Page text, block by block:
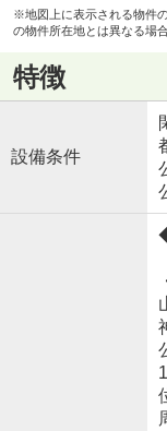
※地図上に表示される物件
の物件所在地とは異なる場
特徴
設備条件